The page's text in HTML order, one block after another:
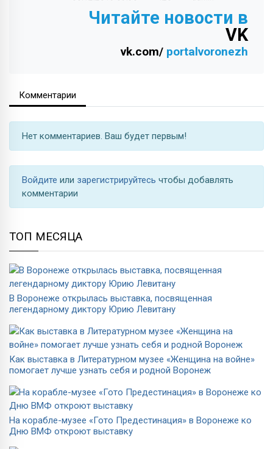
Читайте новости в
VK
vk.com/ portalvoronezh
Комментарии
Нет комментариев. Ваш будет первым!
Войдите или зарегистрируйтесь чтобы добавлять
комментарии
ТОП МЕСЯЦА
В Воронеже открылась выставка, посвященная
легендарному диктору Юрию Левитану
Как выставка в Литературном музее «Женщина на войне»
помогает лучше узнать себя и родной Воронеж
На корабле-музее «Гото Предестинация» в Воронеже ко
Дню ВМФ откроют выставку